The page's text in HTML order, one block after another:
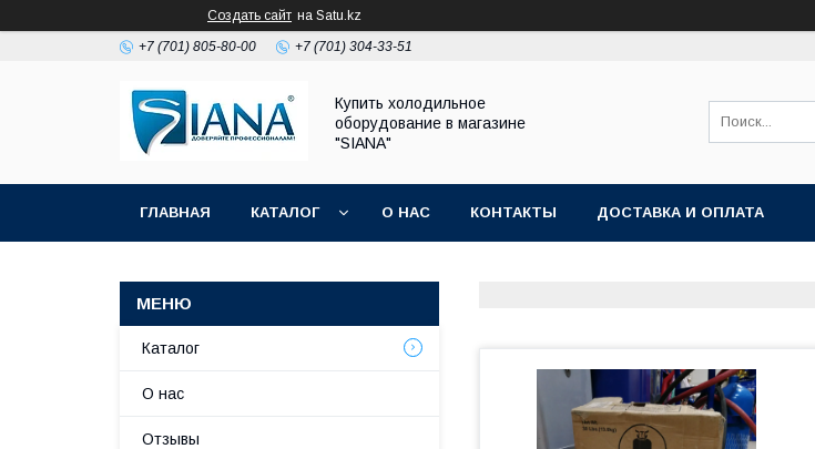
Создать сайт на Satu.kz
+7 (701) 805-80-00 +7 (701) 304-33-51
Купить холодильное
оборудование в магазине
"SIANA"
ГЛАВНАЯ КАТАЛОГ О НАС КОНТАКТЫ ДОСТАВКА И ОПЛАТА
Каталог
О нас
Отзывы